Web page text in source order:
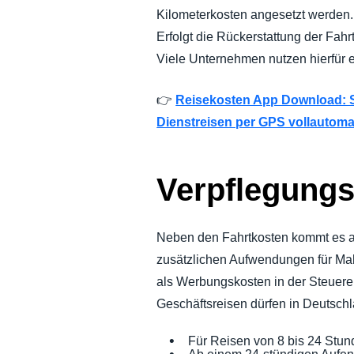
Kilometerkosten angesetzt
Erfolgt die Rückerstattung der
Viele Unternehmen nutzen hierfür
👉 Reisekosten App Download:
Dienstreisen per GPS
Neben den Fahrtkosten kommt es
zusätzlichen Aufwendungen für
als Werbungskosten in der
Geschäftsreisen dürfen in
Für Reisen von 8 bis 24